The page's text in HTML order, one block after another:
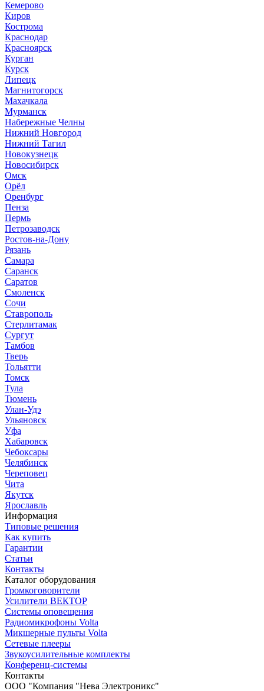
Кемерово
Киров
Кострома
Краснодар
Красноярск
Курган
Курск
Липецк
Магнитогорск
Махачкала
Мурманск
Набережные Челны
Нижний Новгород
Нижний Тагил
Новокузнецк
Новосибирск
Омск
Орёл
Оренбург
Пенза
Пермь
Петрозаводск
Ростов-на-Дону
Рязань
Самара
Саранск
Саратов
Смоленск
Сочи
Ставрополь
Стерлитамак
Сургут
Тамбов
Тверь
Тольятти
Томск
Тула
Тюмень
Улан-Удэ
Ульяновск
Уфа
Хабаровск
Чебоксары
Челябинск
Череповец
Чита
Якутск
Ярославль
Информация
Типовые решения
Как купить
Гарантии
Статьи
Контакты
Каталог оборудования
Громкоговорители
Усилители ВЕКТОР
Системы оповещения
Радиомикрофоны Volta
Микшерные пульты Volta
Сетевые плееры
Звукоусилительные комплекты
Конференц-системы
Контакты
OOO "Компания "Нева Электроникс"